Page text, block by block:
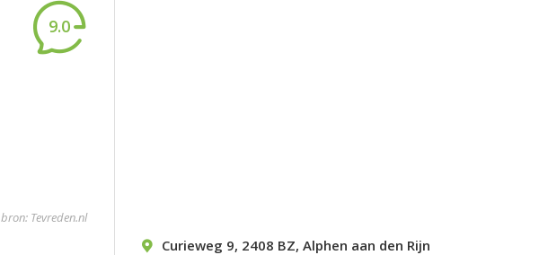
9.0
bron: Tevreden.nl
Curieweg 9, 2408 BZ, Alphen aan den Rijn